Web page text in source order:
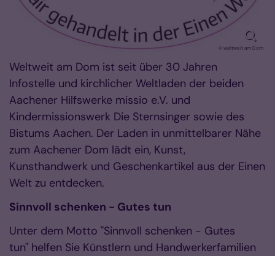
© weltweit am Dom
Weltweit am Dom ist seit über 30 Jahren
Infostelle und kirchlicher Weltladen der beiden
Aachener Hilfswerke missio e.V. und
Kindermissionswerk Die Sternsinger sowie des
Bistums Aachen. Der Laden in unmittelbarer Nähe
zum Aachener Dom lädt ein, Kunst,
Kunsthandwerk und Geschenkartikel aus der Einen
Welt zu entdecken.
Sinnvoll schenken - Gutes tun
Unter dem Motto "Sinnvoll schenken - Gutes
tun" helfen Sie Künstlern und Handwerkerfamilien